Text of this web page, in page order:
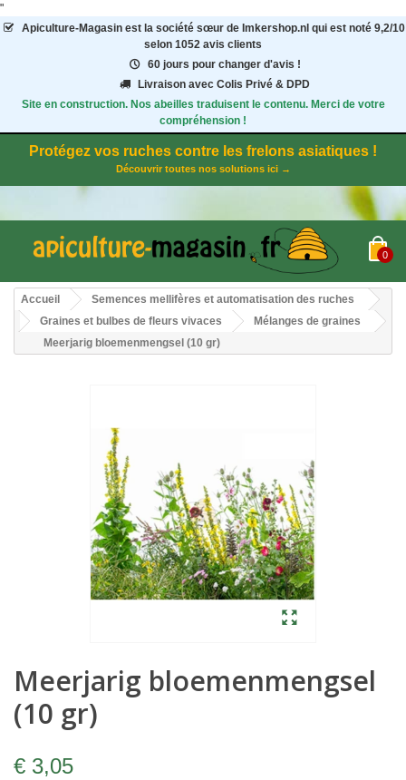
"
Apiculture-Magasinest la société sœur de Imkershop.nl qui est noté 9,2/10
selon 1052 avis clients
60 jours pour changer d'avis !
Livraison avec Colis Privé & DPD
Site en construction. Nos abeilles traduisent le contenu. Merci de votre
compréhension !
Protégez vos ruches contre les frelons asiatiques !
Découvrir toutes nos solutions ici →
0
Accueil
Semences mellifères et automatisation des ruches
Graines et bulbes de fleurs vivaces
Mélanges de graines
Meerjarig bloemenmengsel (10 gr)
Meerjarig bloemenmengsel
(10 gr)
€ 3,05